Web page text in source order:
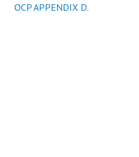
Post
OCP APPENDIX D.